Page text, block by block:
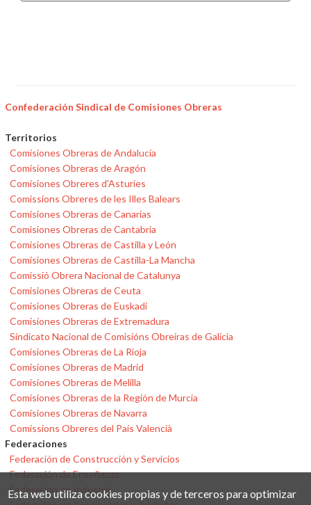
Confederación Sindical de Comisiones Obreras
Territorios
Comisiones Obreras de Andalucía
Comisiones Obreras de Aragón
Comisiones Obreres d'Asturies
Comissions Obreres de les Illes Balears
Comisiones Obreras de Canarias
Comisiones Obreras de Cantabria
Comisiones Obreras de Castilla y León
Comisiones Obreras de Castilla-La Mancha
Comissió Obrera Nacional de Catalunya
Comisiones Obreras de Ceuta
Comisiones Obreras de Euskadi
Comisiones Obreras de Extremadura
Sindicato Nacional de Comisións Obreiras de Galicia
Comisiones Obreras de La Rioja
Comisiones Obreras de Madrid
Comisiones Obreras de Melilla
Comisiones Obreras de la Región de Murcia
Comisiones Obreras de Navarra
Comissions Obreres del País Valencià
Federaciones
Federación de Construcción y Servicios
Federación de Enseñanza
Federación de Industria
Esta web utiliza cookies propias y de terceros para optimizar